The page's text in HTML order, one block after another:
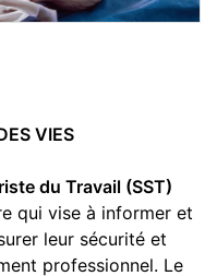
VIES
du Travail (SST)
qui vise à informer et
leur sécurité et
professionnel. Le